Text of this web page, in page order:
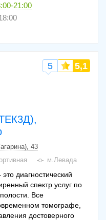
21:00
5 5,1
43
м.Левада
диагностический
спектр услуг по
Все
томографе,
достоверного